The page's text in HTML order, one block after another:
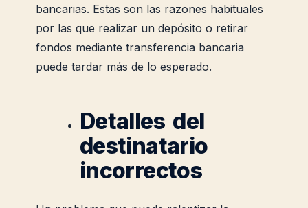
bancarias. Estas son las razones habituales
por las que realizar un depósito o retirar
fondos mediante transferencia bancaria
puede tardar más de lo esperado.
Detalles del
destinatario
incorrectos